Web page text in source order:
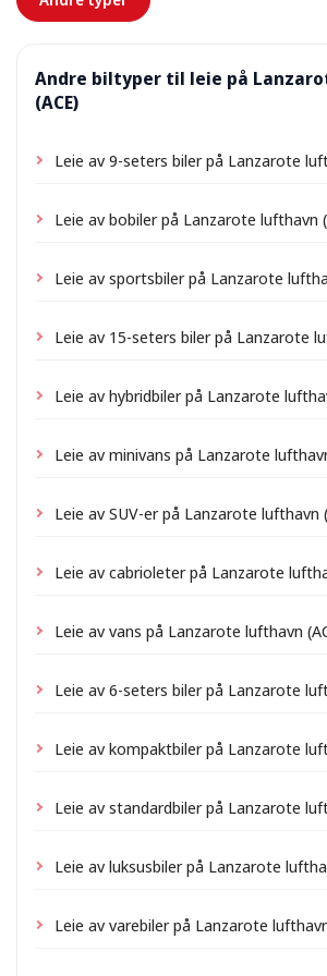
Andre biltyper til leie på
(ACE)
Leie av 9-seters biler på Lanzarote
Leie av bobiler på Lanzarote lufthavn
Leie av sportsbiler på Lanzarote
Leie av 15-seters biler på Lanzarote
Leie av hybridbiler på Lanzarote
Leie av minivans på Lanzarote
Leie av SUV-er på Lanzarote lufthavn
Leie av cabrioleter på Lanzarote
Leie av vans på Lanzarote lufthavn
Leie av 6-seters biler på Lanzarote
Leie av kompaktbiler på Lanzarote
Leie av standardbiler på Lanzarote
Leie av luksusbiler på Lanzarote
Leie av varebiler på Lanzarote